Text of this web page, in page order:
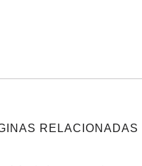
RELACIONADAS